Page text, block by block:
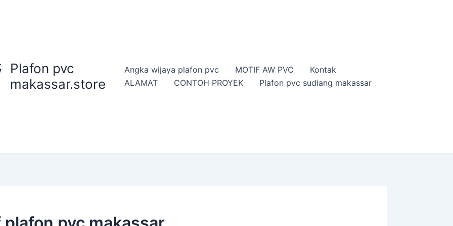
Plafon pvc
makassar.store
Angka wijaya plafon pvc MOTIF AW PVC
Kontak
ALAMAT
CONTOH PROYEK Plafon pvc sudiang makassar